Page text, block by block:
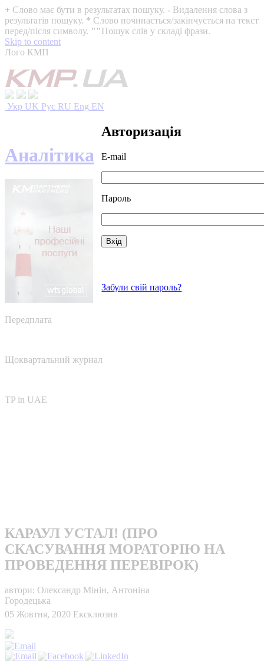
+ Слово має бути в результатах пошуку. - Видалення слова з
результатів пошуку. * Слово починається/закінчується на текст
перед/після символу. ""Пошук слів у складі фрази.
Skip to content
Лого КМП
Укр UK Рус RU Eng EN
Авторизація
E-mail
Пароль
Забули свій пароль?
Аналітика
Передплата
Щоквартальний журнал
TP in UAE
КАРАУЛ УСТАЛ! (ПРО
СКАСУВАННЯ МОРАТОРІЮ НА
ПРОВЕДЕННЯ ПЕРЕВІРОК)
автори: Олександр Мінін, Антоніна
Городецька
05 Жовтня, 2020 Ексклюзив